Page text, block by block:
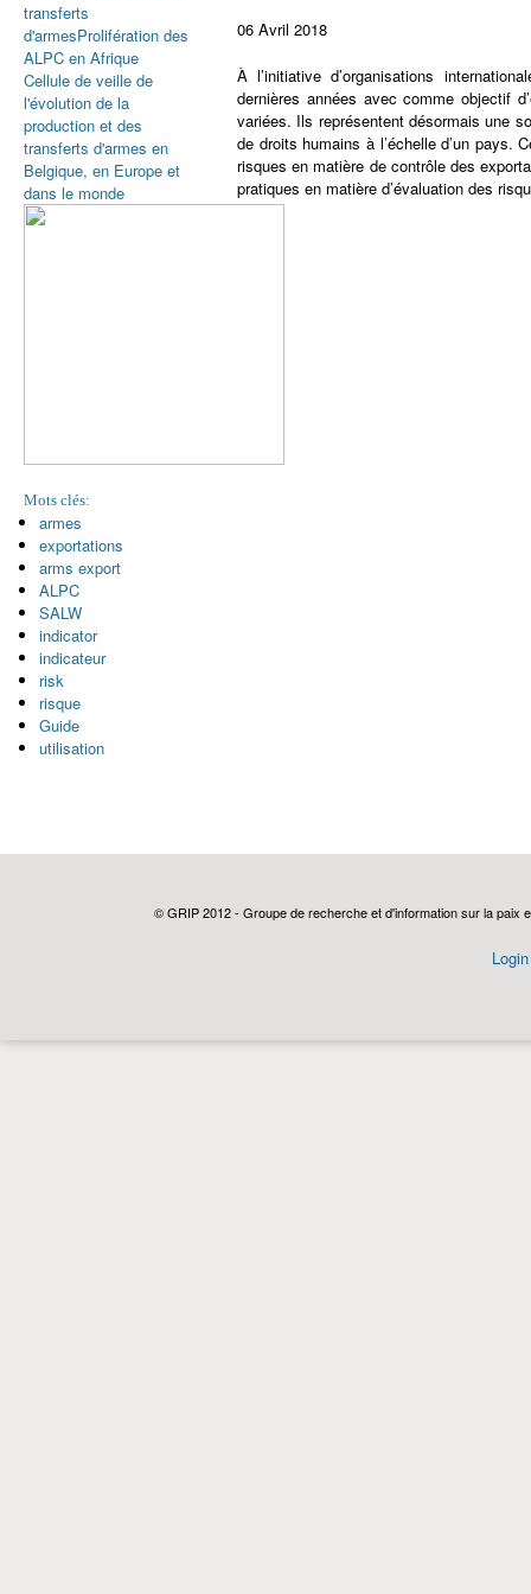
06 Avril 2018
À l’initiative d’organisations
dernières années avec comme objectif
variées. Ils représentent désormais une
de droits humains à l’échelle d’un pays.
risques en matière de contrôle des
pratiques en matière d’évaluation des
transferts
d'armesProlifération des
ALPC en Afrique
Cellule de veille de
l'évolution de la
production et des
transferts d'armes en
Belgique, en Europe et
dans le monde
Mots clés:
armes
exportations
arms export
ALPC
SALW
indicator
indicateur
risk
risque
Guide
utilisation
© GRIP 2012 - Groupe de recherche et d'information sur la paix
Login